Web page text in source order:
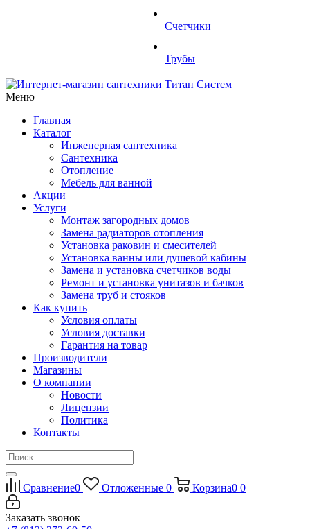
Счетчики
Трубы
Меню
Главная
Каталог
Инженерная сантехника
Сантехника
Отопление
Мебель для ванной
Акции
Услуги
Монтаж загородных домов
Замена радиаторов отопления
Установка раковин и смесителей
Установка ванны или душевой кабины
Замена и установка счетчиков воды
Ремонт и установка унитазов и бачков
Замена труб и стояков
Как купить
Условия оплаты
Условия доставки
Гарантия на товар
Производители
Магазины
О компании
Новости
Лицензии
Политика
Контакты
Сравнение0 Отложенные 0 Корзина0 0
Заказать звонок